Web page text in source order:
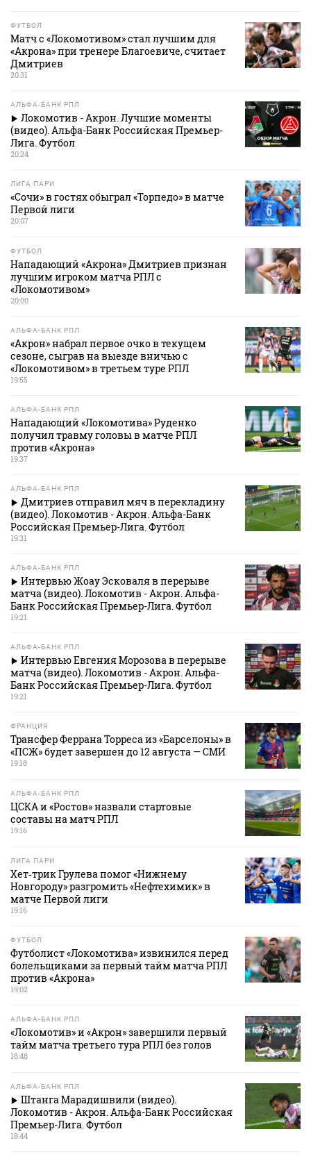
ФУТБОЛ
Матч с «Локомотивом» стал лучшим для
«Акрона» при тренере Благоевиче, считает
Дмитриев
20:31
АЛЬФА-БАНК РПЛ
Локомотив - Акрон. Лучшие моменты
(видео). Альфа-Банк Российская Премьер-
Лига. Футбол
20:24
ЛИГА ПАРИ
«Сочи» в гостях обыграл «Торпедо» в матче
Первой лиги
20:07
ФУТБОЛ
Нападающий «Акрона» Дмитриев признан
лучшим игроком матча РПЛ с
«Локомотивом»
20:00
АЛЬФА-БАНК РПЛ
«Акрон» набрал первое очко в текущем
сезоне, сыграв на выезде вничью с
«Локомотивом» в третьем туре РПЛ
19:55
АЛЬФА-БАНК РПЛ
Нападающий «Локомотива» Руденко
получил травму головы в матче РПЛ
против «Акрона»
19:37
АЛЬФА-БАНК РПЛ
Дмитриев отправил мяч в перекладину
(видео). Локомотив - Акрон. Альфа-Банк
Российская Премьер-Лига. Футбол
19:31
АЛЬФА-БАНК РПЛ
Интервью Жоау Эсковаля в перерыве
матча (видео). Локомотив - Акрон. Альфа-
Банк Российская Премьер-Лига. Футбол
19:21
АЛЬФА-БАНК РПЛ
Интервью Евгения Морозова в перерыве
матча (видео). Локомотив - Акрон. Альфа-
Банк Российская Премьер-Лига. Футбол
19:21
ФРАНЦИЯ
Трансфер Феррана Торреса из «Барселоны» в
«ПСЖ» будет завершен до 12 августа — СМИ
19:18
АЛЬФА-БАНК РПЛ
ЦСКА и «Ростов» назвали стартовые
составы на матч РПЛ
19:16
ЛИГА ПАРИ
Хет‑трик Грулева помог «Нижнему
Новгороду» разгромить «Нефтехимик» в
матче Первой лиги
19:16
ФУТБОЛ
Футболист «Локомотива» извинился перед
болельщиками за первый тайм матча РПЛ
против «Акрона»
19:02
АЛЬФА-БАНК РПЛ
«Локомотив» и «Акрон» завершили первый
тайм матча третьего тура РПЛ без голов
18:48
АЛЬФА-БАНК РПЛ
Штанга Марадишвили (видео).
Локомотив - Акрон. Альфа-Банк Российская
Премьер-Лига. Футбол
18:44